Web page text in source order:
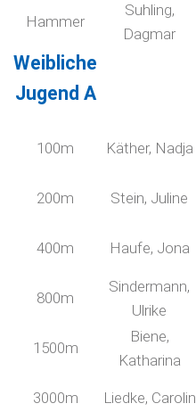
Hammer
Suhling,
Dagmar
Weibliche
Jugend A
100m Käther, Nadja
200m Stein, Juline
400m Haufe, Jona
800m
Sindermann,
Ulrike
1500m
Biene,
Katharina
3000m Liedke, Carolin